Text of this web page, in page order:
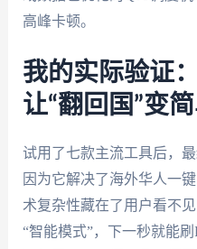
高峰卡顿。
我的实际验证
让“翻回国”变
试用了七款主流工具后，
因为它解决了海外华人一
术复杂性藏在了用户看不
“智能模式”，下一秒就能